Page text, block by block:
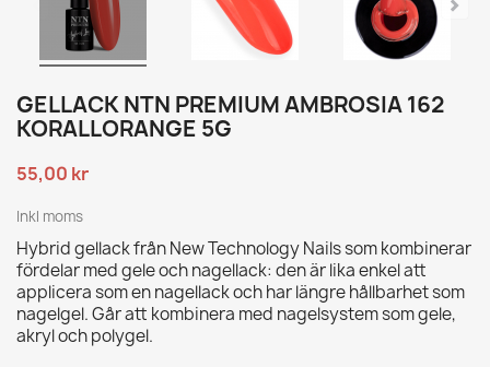
GELLACK NTN PREMIUM AMBROSIA 162
KORALLORANGE 5G
55,00 kr
Inkl moms
Hybrid gellack från New Technology Nails som kombinerar
fördelar med gele och nagellack: den är lika enkel att
applicera som en nagellack och har längre hållbarhet som
nagelgel. Går att kombinera med nagelsystem som gele,
akryl och polygel.